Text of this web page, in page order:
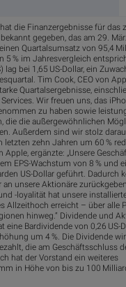
die Finanzergebnisse für das
gegeben, das am 29.
Quartalsumsatz von 95,4
5 % im Jahresvergleich
lag bei 1,65 US-Dollar, ein
Tim Cook, CEO von
Quartalsergebnisse,
Wir freuen uns, das
zu haben sowie
die die außergewöhnlichen
Außerdem sind wir stolz
letzten zehn Jahren um 60 %
Apple, ergänzte: „Unsere
EPS-Wachstum von 8 % und
US-Dollar geführt. Dadurch
an unsere Aktionäre
-loyalität hat unsere
Allzeithoch erreicht – über alle
hinweg.“ Dividende und
eine Bardividende von 0,26 US-
um 4 %. Die Dividende
die am Geschäftsschluss
hat der Vorstand ein weiteres
in Höhe von bis zu 100